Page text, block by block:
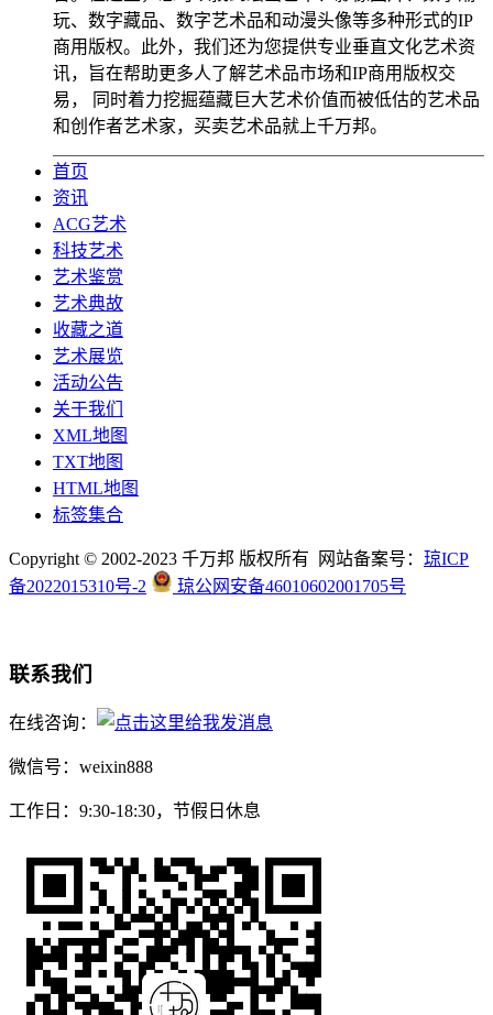
玩、数字藏品、数字艺术品和动漫头像等多种形式的IP
商用版权。此外，我们还为您提供专业垂直文化艺术资
讯，旨在帮助更多人了解艺术品市场和IP商用版权交
易， 同时着力挖掘蕴藏巨大艺术价值而被低估的艺术品
和创作者艺术家，买卖艺术品就上千万邦。
首页
资讯
ACG艺术
科技艺术
艺术鉴赏
艺术典故
收藏之道
艺术展览
活动公告
关于我们
XML地图
TXT地图
HTML地图
标签集合
Copyright © 2002-2023 千万邦 版权所有 网站备案号： 琼ICP
备2022015310号-2
琼公网安备46010602001705号
联系我们
在线咨询：
微信号：weixin888
工作日：9:30-18:30，节假日休息